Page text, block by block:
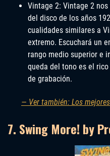
Vintage 2: Vintage 2
del disco de los años
cualidades similares a
extremo. Escuchará un
rango medio superior e
queda del tono es el
de grabación.
— Ver también: Los
7. Swing More! by